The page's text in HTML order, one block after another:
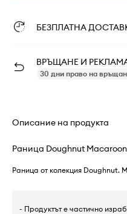
БЕЗПЛАТНА
ВРЪЩАНЕ И
30 дни право на
Описание на продукта
Раница Doughnut
Раница от колекция Doughnut.
- Продуктът е частично